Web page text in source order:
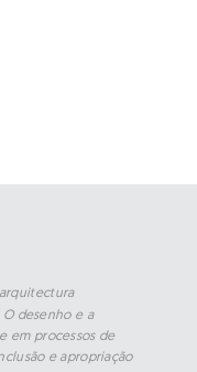
desenho e a
em processos de
e apropriação